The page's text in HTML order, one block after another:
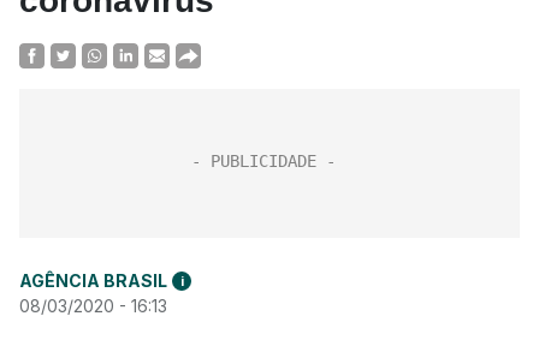
AGÊNCIA BRASIL i
08/03/2020 - 16:13